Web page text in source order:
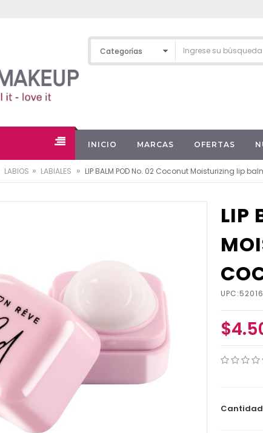
INICIO MARCAS OFERTAS
LABIOS » LABIALES » LIP BALM POD No. 02 Coconut Moisturizing lip
LIP